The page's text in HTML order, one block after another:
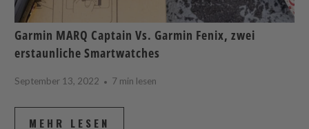
Garmin MARQ Captain Vs. Garmin Fenix, zwei
erstaunliche Smartwatches
September 13, 2022 7 min lesen
MEHR LESEN